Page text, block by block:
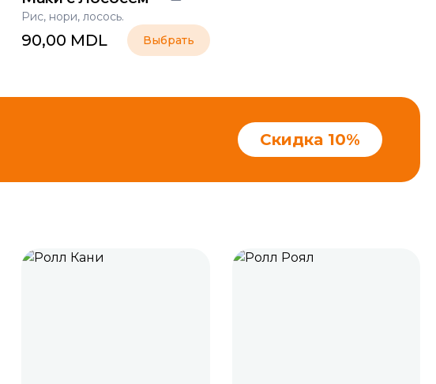
Рис, нори, лосось.
90,00 MDL Выбрать
Скидка 10%